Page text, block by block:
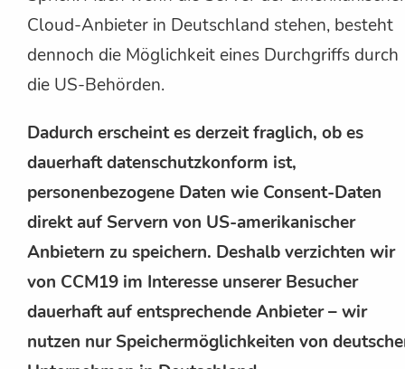
Cloud-Anbieter in Deutschland stehen, besteht
dennoch die Möglichkeit eines Durchgriffs durch
die US-Behörden.
Dadurch erscheint es derzeit fraglich, ob es
dauerhaft datenschutzkonform ist,
personenbezogene Daten wie Consent-Daten
direkt auf Servern von US-amerikanischer
Anbietern zu speichern. Deshalb verzichten wir
von CCM19 im Interesse unserer Besucher
dauerhaft auf entsprechende Anbieter – wir
nutzen nur Speichermöglichkeiten von